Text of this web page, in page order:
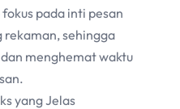
pada inti pesan
sehingga
menghemat waktu
yang Jelas